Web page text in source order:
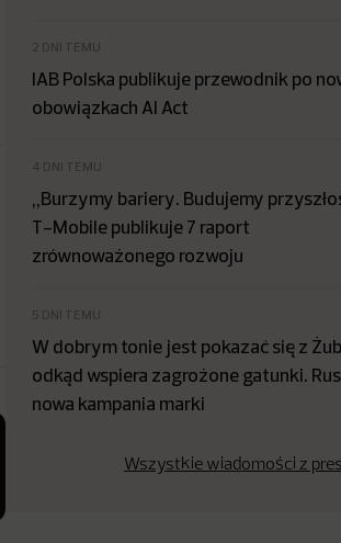
2 DNI TEMU
IAB Polska publikuje przewodnik po
obowiązkach AI Act
4 DNI TEMU
„Burzymy bariery. Budujemy
T-Mobile publikuje 7 raport
zrównoważonego rozwoju
5 DNI TEMU
W dobrym tonie jest pokazać się z
odkąd wspiera zagrożone gatunki.
nowa kampania marki
Wszystkie wiadomości z